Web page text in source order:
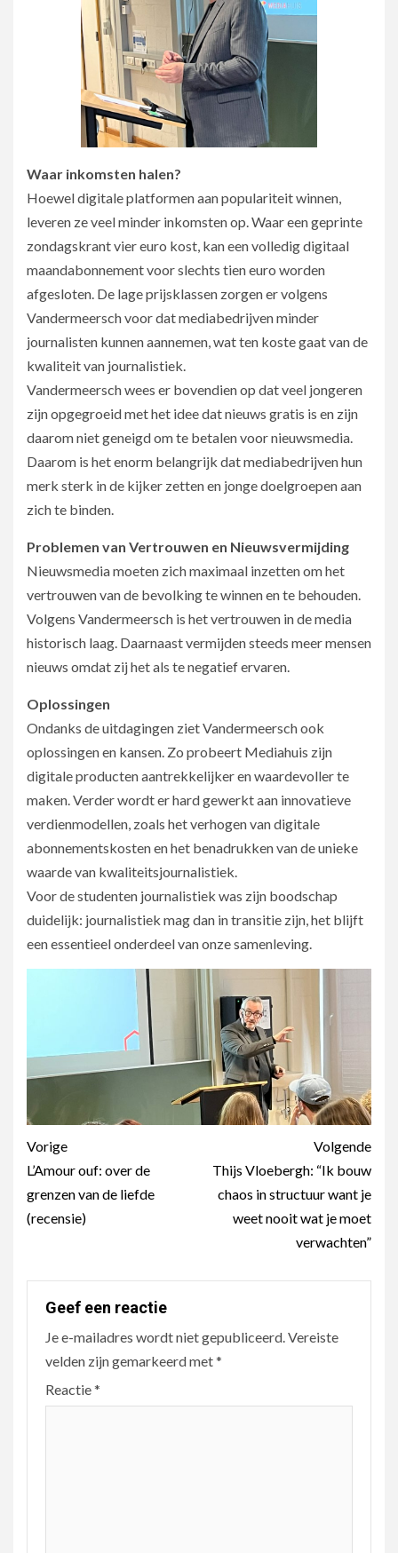
Waar inkomsten halen?
Hoewel digitale platformen aan populariteit winnen,
leveren ze veel minder inkomsten op. Waar een geprinte
zondagskrant vier euro kost, kan een volledig digitaal
maandabonnement voor slechts tien euro worden
afgesloten. De lage prijsklassen zorgen er volgens
Vandermeersch voor dat mediabedrijven minder
journalisten kunnen aannemen, wat ten koste gaat van de
kwaliteit van journalistiek.
Vandermeersch wees er bovendien op dat veel jongeren
zijn opgegroeid met het idee dat nieuws gratis is en zijn
daarom niet geneigd om te betalen voor nieuwsmedia.
Daarom is het enorm belangrijk dat mediabedrijven hun
merk sterk in de kijker zetten en jonge doelgroepen aan
zich te binden.
Problemen van Vertrouwen en Nieuwsvermijding
Nieuwsmedia moeten zich maximaal inzetten om het
vertrouwen van de bevolking te winnen en te behouden.
Volgens Vandermeersch is het vertrouwen in de media
historisch laag. Daarnaast vermijden steeds meer mensen
nieuws omdat zij het als te negatief ervaren.
Oplossingen
Ondanks de uitdagingen ziet Vandermeersch ook
oplossingen en kansen. Zo probeert Mediahuis zijn
digitale producten aantrekkelijker en waardevoller te
maken. Verder wordt er hard gewerkt aan innovatieve
verdienmodellen, zoals het verhogen van digitale
abonnementskosten en het benadrukken van de unieke
waarde van kwaliteitsjournalistiek.
Voor de studenten journalistiek was zijn boodschap
duidelijk: journalistiek mag dan in transitie zijn, het blijft
een essentieel onderdeel van onze samenleving.
Berichtnavigatie
Vorige
L’Amour ouf: over de
grenzen van de liefde
(recensie)
Volgende
Thijs Vloebergh: “Ik bouw
chaos in structuur want je
weet nooit wat je moet
verwachten”
Geef een reactie
Je e-mailadres wordt niet gepubliceerd.Vereiste
velden zijn gemarkeerd met*
Reactie*